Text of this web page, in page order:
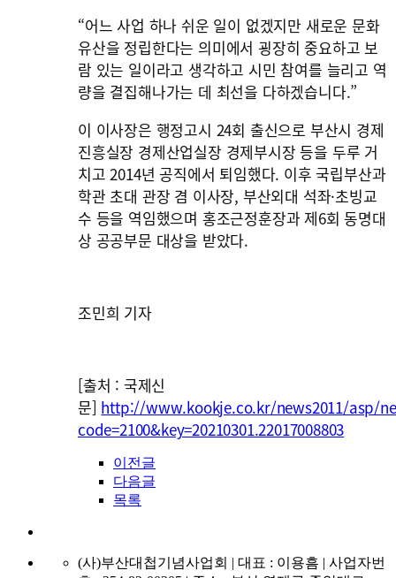
“어느 사업 하나 쉬운 일이 없겠지만 새로운 문화
유산을 정립한다는 의미에서 굉장히 중요하고 보
람 있는 일이라고 생각하고 시민 참여를 늘리고 역
량을 결집해나가는 데 최선을 다하겠습니다.”
이 이사장은 행정고시 24회 출신으로 부산시 경제
진흥실장 경제산업실장 경제부시장 등을 두루 거
치고 2014년 공직에서 퇴임했다. 이후 국립부산과
학관 초대 관장 겸 이사장, 부산외대 석좌·초빙교
수 등을 역임했으며 홍조근정훈장과 제6회 동명대
상 공공부문 대상을 받았다.
조민희 기자
[출처 : 국제신
문] http://www.kookje.co.kr/news2011/asp/
code=2100&key=20210301.22017008803
이전글
다음글
목록
(사)부산대첩기념사업회 | 대표 : 이용흠 | 사업자번